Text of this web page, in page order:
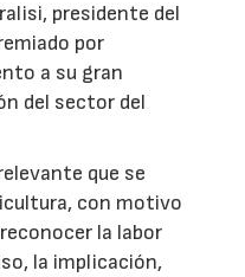
presidente del
por
a su gran
del sector del
que se
con motivo
la labor
la implicación,